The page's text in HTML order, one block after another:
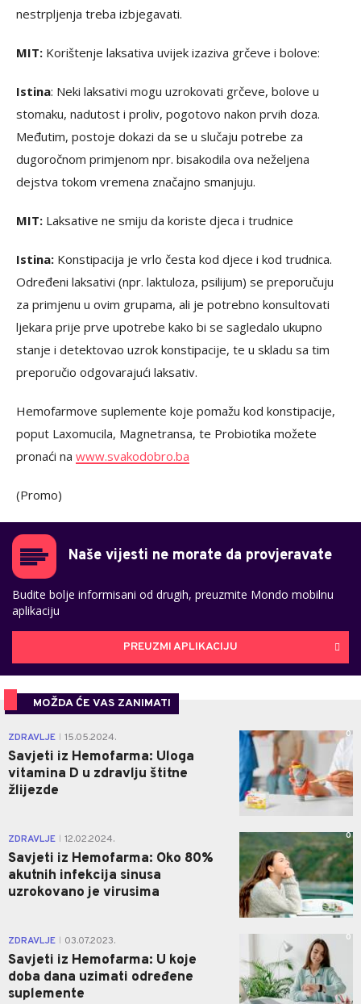
nestrpljenja treba izbjegavati.
MIT: Korištenje laksativa uvijek izaziva grčeve i bolove:
Istina: Neki laksativi mogu uzrokovati grčeve, bolove u
stomaku, nadutost i proliv, pogotovo nakon prvih doza.
Međutim, postoje dokazi da se u slučaju potrebe za
dugoročnom primjenom npr. bisakodila ova neželjena
dejstva tokom vremena značajno smanjuju.
MIT: Laksative ne smiju da koriste djeca i trudnice
Istina: Konstipacija je vrlo česta kod djece i kod trudnica.
Određeni laksativi (npr. laktuloza, psilijum) se preporučuju
za primjenu u ovim grupama, ali je potrebno konsultovati
ljekara prije prve upotrebe kako bi se sagledalo ukupno
stanje i detektovao uzrok konstipacije, te u skladu sa tim
preporučio odgovarajući laksativ.
Hemofarmove suplemente koje pomažu kod konstipacije,
poput Laxomucila, Magnetransa, te Probiotika možete
pronaći na www.svakodobro.ba
(Promo)
Naše vijesti ne morate da provjeravate
Budite bolje informisani od drugih, preuzmite Mondo mobilnu
aplikaciju
PREUZMI APLIKACIJU
MOŽDA ĆE VAS ZANIMATI
ZDRAVLJE 15.05.2024.
Savjeti iz Hemofarma: Uloga
vitamina D u zdravlju štitne
žlijezde
0
ZDRAVLJE 12.02.2024.
Savjeti iz Hemofarma: Oko 80%
akutnih infekcija sinusa
uzrokovano je virusima
0
ZDRAVLJE 03.07.2023.
Savjeti iz Hemofarma: U koje
doba dana uzimati određene
suplemente
0